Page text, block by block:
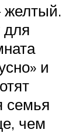
желтый.
для
и
семья
чем